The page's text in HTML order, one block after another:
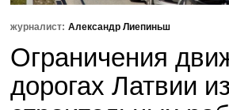
журналист: Александр Лиепиньш
Ограничения
дорогах Латвии